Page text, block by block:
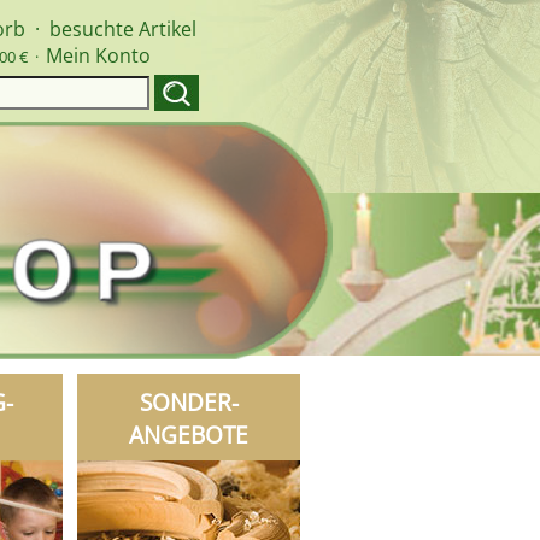
· besuchte Artikel
€ · Mein Konto
SONDER-
ANGEBOTE